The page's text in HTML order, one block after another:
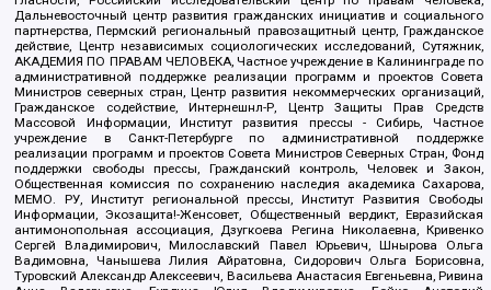
Дальневосточный центр развития гражданских инициатив и социального
партнерства, Пермский региональный правозащитный центр, Гражданское
действие, Центр независимых социологических исследований, Сутяжник,
АКАДЕМИЯ ПО ПРАВАМ ЧЕЛОВЕКА, Частное учреждение в Калининграде по
административной поддержке реализации программ и проектов Совета
Министров северных стран, Центр развития некоммерческих организаций,
Гражданское содействие, Интернешнл-Р, Центр Защиты Прав Средств
Массовой Информации, Институт развития прессы - Сибирь, Частное
учреждение в Санкт-Петербурге по административной поддержке
реализации программ и проектов Совета Министров Северных Стран, Фонд
поддержки свободы прессы, Гражданский контроль, Человек и Закон,
Общественная комиссия по сохранению наследия академика Сахарова,
МЕМО. РУ, Институт региональной прессы, Институт Развития Свободы
Информации, Экозащита!-Женсовет, Общественный вердикт, Евразийская
антимонопольная ассоциация, Дзугкоева Регина Николаевна, Кривенко
Сергей Владимирович, Милославский Павел Юрьевич, Шнырова Ольга
Вадимовна, Чанышева Лилия Айратовна, Сидорович Ольга Борисовна,
Туровский Александр Алексеевич, Васильева Анастасия Евгеньевна, Ривина